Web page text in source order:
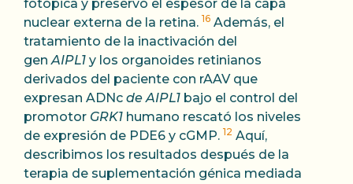
fotópica y preservó el espesor de la capa
nuclear externa de la retina. 16 Además, el
tratamiento de la inactivación del
genAIPL1 y los organoides retinianos
derivados del paciente con rAAV que
expresan ADNc de AIPL1 bajo el control del
promotor GRK1 humano rescató los niveles
de expresión de PDE6 y cGMP. 12 Aquí,
describimos los resultados después de la
terapia de suplementación génica mediada